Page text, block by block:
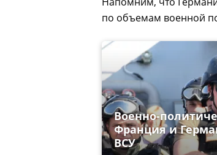
по объемам военной
Военно-
Франция и
ВСУ